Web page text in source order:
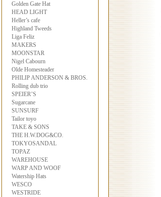
Golden Gate Hat
HEAD LIGHT
Heller’s cafe
Highland Tweeds
Liga Feliz
MAKERS
MOONSTAR
Nigel Cabourn
Olde Homesteader
PHILIP ANDERSON & BROS.
Rolling dub trio
SPEIER’S
Sugarcane
SUNSURF
Tailor toyo
TAKE & SONS
THE H.W.DOG&CO.
TOKYOSANDAL
TOPAZ
WAREHOUSE
WARP AND WOOF
Watership Hats
WESCO
WESTRIDE